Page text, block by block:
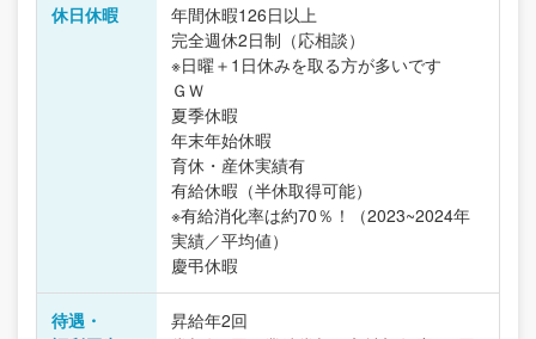
休日休暇
年間休暇126日以上
完全週休2日制（応相談）
※日曜＋1日休みを取る方が多いです
ＧＷ
夏季休暇
年末年始休暇
育休・産休実績有
有給休暇（半休取得可能）
※有給消化率は約70％！（2023~2024年
実績／平均値）
慶弔休暇
待遇・
昇給年2回